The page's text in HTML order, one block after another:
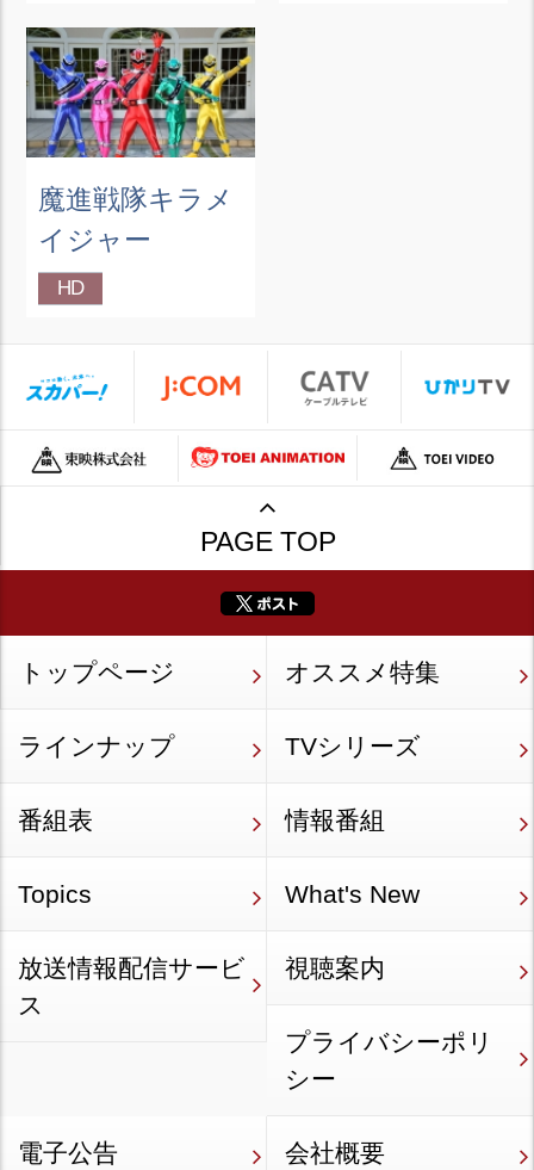
魔進戦隊キラメ
イジャー
HD
PAGE TOP
トップページ オススメ特集
ラインナップ TVシリーズ
番組表 情報番組
Topics What's New
放送情報配信サービ
ス
視聴案内
プライバシーポリ
シー
電子公告 会社概要